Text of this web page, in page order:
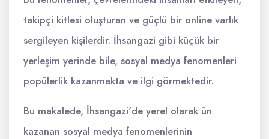
takipçi kitlesi oluşturan ve güçlü bir online varlık
sergileyen kişilerdir. İhsangazi gibi küçük bir
yerleşim yerinde bile, sosyal medya fenomenleri
popülerlik kazanmakta ve ilgi görmektedir.
Bu makalede, İhsangazi'de yerel olarak ün
kazanan sosyal medya fenomenlerinin